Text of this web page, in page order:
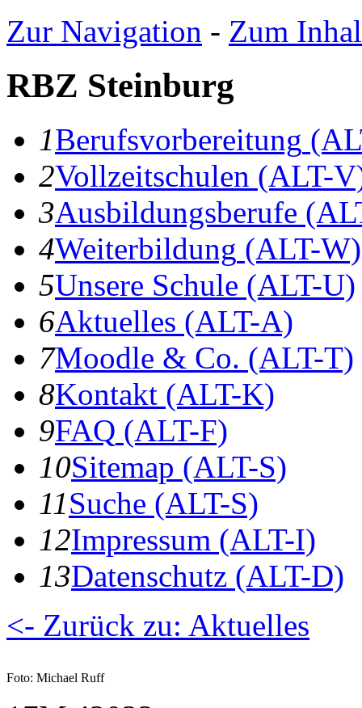
Zur Navigation - Zum
RBZ Steinburg
1Berufsvorbereitung
2Vollzeitschulen (ALT-
3Ausbildungsberufe
4Weiterbildung (ALT-W)
5Unsere Schule (ALT-U)
6Aktuelles (ALT-A)
7Moodle & Co. (ALT-T)
8Kontakt (ALT-K)
9FAQ (ALT-F)
10Sitemap (ALT-S)
11Suche (ALT-S)
12Impressum (ALT-I)
13Datenschutz (ALT-D)
<- Zurück zu: Aktuelles
Foto: Michael Ruff